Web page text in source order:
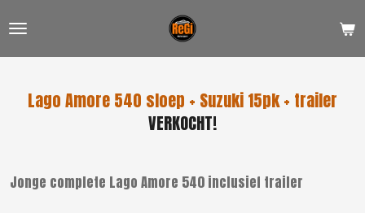
Ga
Lago Amore 540 sloep + Suzuki 15pk + trailer
VERKOCHT!
Jonge complete Lago Amore 540 inclusief trailer